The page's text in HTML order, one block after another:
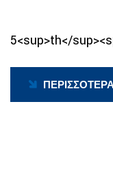
5<sup>th</